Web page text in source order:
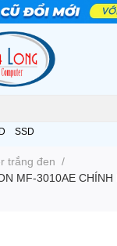
SSD
trắng đen /
MF-3010AE CHÍNH